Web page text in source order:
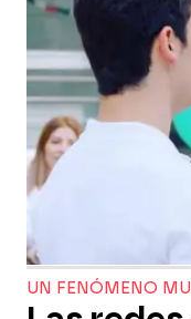
UN FENÓMENO